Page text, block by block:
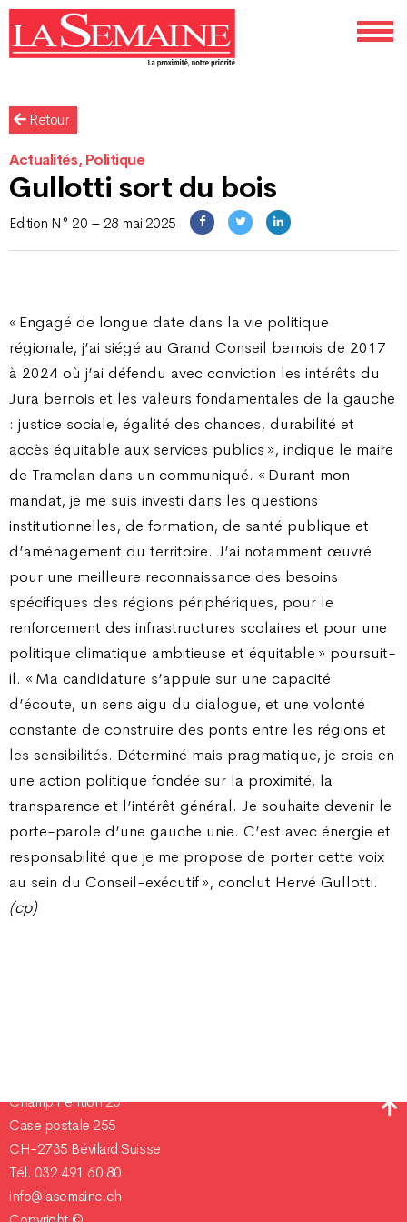
Retour
Actualités, Politique
Gullotti sort du bois
Edition N° 20 – 28 mai 2025
« Engagé de longue date dans la vie politique
régionale, j’ai siégé au Grand Conseil bernois de 2017
à 2024 où j’ai défendu avec conviction les intérêts du
Jura bernois et les valeurs fondamentales de la gauche
: justice sociale, égalité des chances, durabilité et
accès équitable aux services publics », indique le maire
de Tramelan dans un communiqué. « Durant mon
mandat, je me suis investi dans les questions
institutionnelles, de formation, de santé publique et
d’aménagement du territoire. J’ai notamment œuvré
pour une meilleure reconnaissance des besoins
spécifiques des régions périphériques, pour le
renforcement des infrastructures scolaires et pour une
politique climatique ambitieuse et équitable » poursuit-
il. « Ma candidature s’appuie sur une capacité
d’écoute, un sens aigu du dialogue, et une volonté
constante de construire des ponts entre les régions et
les sensibilités. Déterminé mais pragmatique, je crois en
une action politique fondée sur la proximité, la
transparence et l’intérêt général. Je souhaite devenir le
porte-parole d’une gauche unie. C’est avec énergie et
responsabilité que je me propose de porter cette voix
au sein du Conseil-exécutif », conclut Hervé Gullotti.
(cp)
Champ Pention 20
Case postale 255
CH-2735 Bévilard Suisse
Tél. 032 491 60 80
info@lasemaine.ch